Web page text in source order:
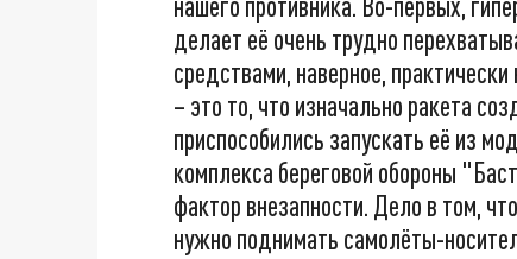
делает её очень трудно
средствами, наверное,
– это то, что изначально ракета
приспособились запускать её из
комплекса береговой обороны
фактор внезапности. Дело в том,
нужно поднимать самолёты-